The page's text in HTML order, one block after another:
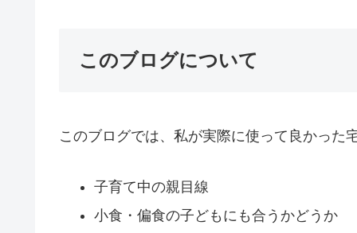
このブログについて
このブログでは、私が実際に使って良かった
子育て中の親目線
小食・偏食の子どもにも合うかどうか